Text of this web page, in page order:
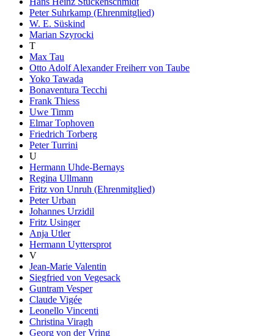
Peter Suhrkamp (Ehrenmitglied)
W. E. Süskind
Marian Szyrocki
T
Max Tau
Otto Adolf Alexander Freiherr von Taube
Yoko Tawada
Bonaventura Tecchi
Frank Thiess
Uwe Timm
Elmar Tophoven
Friedrich Torberg
Peter Turrini
U
Hermann Uhde-Bernays
Regina Ullmann
Fritz von Unruh (Ehrenmitglied)
Peter Urban
Johannes Urzidil
Fritz Usinger
Anja Utler
Hermann Uyttersprot
V
Jean-Marie Valentin
Siegfried von Vegesack
Guntram Vesper
Claude Vigée
Leonello Vincenti
Christina Viragh
Georg von der Vring